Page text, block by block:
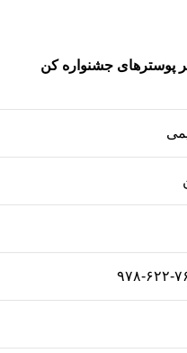
پوسترهای جشنواره کن
۷۶۵۵-۲۸-۵